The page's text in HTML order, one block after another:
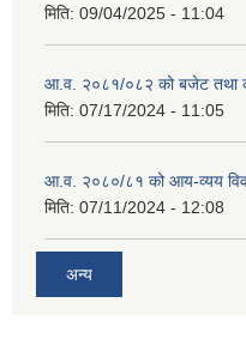
मिति: 09/04/2025 - 11:04
आ.व. २०८१/०८२ को बजेट तथा
मिति: 07/17/2024 - 11:05
आ.व. २०८०/८१ को आय-व्यय
मिति: 07/11/2024 - 12:08
अन्य